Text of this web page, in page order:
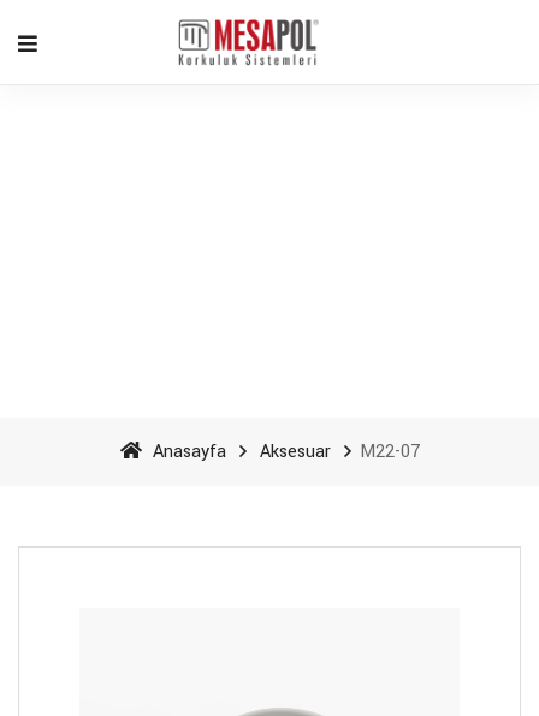
Anasayfa Aksesuar M22-07